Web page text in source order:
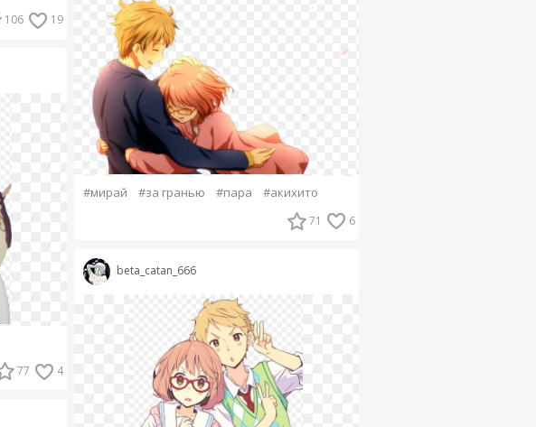
106 19
77 4
#мирай #за гранью #пара #акихито
71 6
beta_catan_666